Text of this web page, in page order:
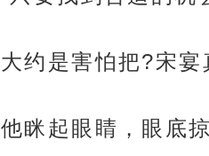
大约是害怕把?宋宴
他眯起眼睛，眼底